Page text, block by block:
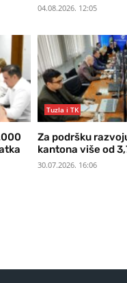
04.08.2026. 12:05
Tuzla i TK
Za podršku
kantona više od
30.07.2026. 16:06